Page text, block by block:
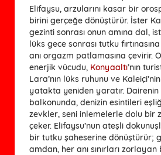
Elifaysu, arzularını kasar bir
birini gerçeğe dönüştürür. İster
gezinti sonrası onun amına dal,
lüks gece sonrası tutku
anı orgazm patlamasına çevirir.
enerjik vücudu, Konyaaltı’nın
Lara’nın lüks ruhunu ve
yatakta yeniden yaratır. Dairenin
balkonunda, denizin esintileri
zevkler, seni inlemelerle dolu bir
çeker. Elifaysu’nun ateşli
bir tutku şaheserine dönüştürür;
amdan, her anı sınırları